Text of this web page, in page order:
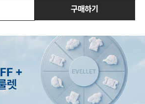
구매하기